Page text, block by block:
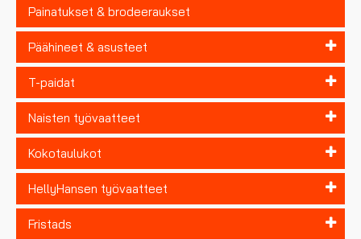
Painatukset & brodeeraukset
Päähineet & asusteet
T-paidat
Naisten työvaatteet
Kokotaulukot
HellyHansen työvaatteet
Fristads